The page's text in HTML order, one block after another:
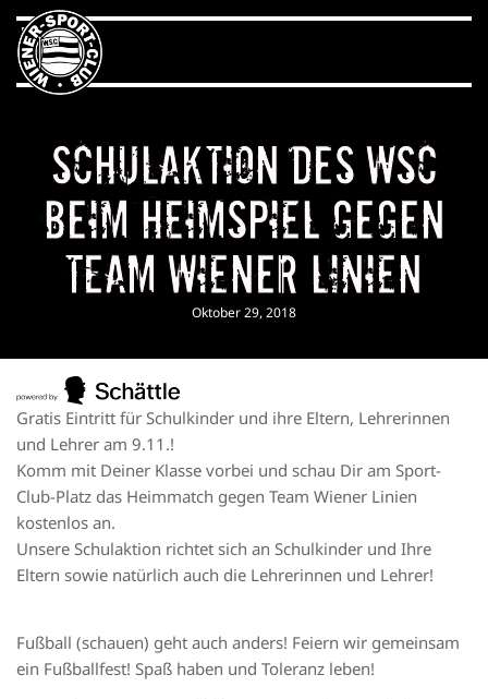
Schulaktion des WSC
beim Heimspiel gegen
Team Wiener Linien
Oktober 29, 2018
Gratis Eintritt für Schulkinder und ihre Eltern, Lehrerinnen
und Lehrer am 9.11.!
Komm mit Deiner Klasse vorbei und schau Dir am Sport-
Club-Platz das Heimmatch gegen Team Wiener Linien
kostenlos an.
Unsere Schulaktion richtet sich an Schulkinder und Ihre
Eltern sowie natürlich auch die Lehrerinnen und Lehrer!
Fußball (schauen) geht auch anders! Feiern wir gemeinsam
ein Fußballfest! Spaß haben und Toleranz leben!